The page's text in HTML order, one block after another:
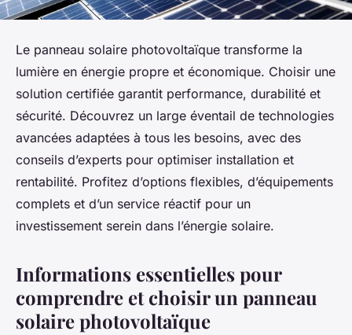
Le panneau solaire photovoltaïque transforme la
lumière en énergie propre et économique. Choisir une
solution certifiée garantit performance, durabilité et
sécurité. Découvrez un large éventail de technologies
avancées adaptées à tous les besoins, avec des
conseils d’experts pour optimiser installation et
rentabilité. Profitez d’options flexibles, d’équipements
complets et d’un service réactif pour un
investissement serein dans l’énergie solaire.
Informations essentielles pour
comprendre et choisir un panneau
solaire photovoltaïque